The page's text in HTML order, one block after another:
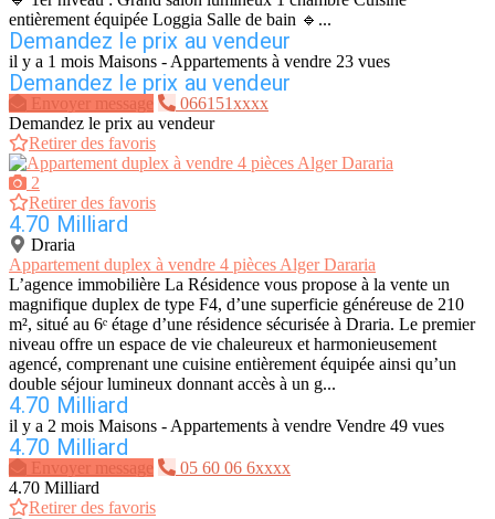
entièrement équipée Loggia Salle de bain 🔹...
Demandez le prix au vendeur
il y a 1 mois Maisons - Appartements à vendre 23 vues
Demandez le prix au vendeur
Envoyer message
066151xxxx
Demandez le prix au vendeur
Retirer des favoris
2
Retirer des favoris
4.70 Milliard
Draria
Appartement duplex à vendre 4 pièces Alger Dararia
L’agence immobilière La Résidence vous propose à la vente un
magnifique duplex de type F4, d’une superficie généreuse de 210
m², situé au 6ᵉ étage d’une résidence sécurisée à Draria. Le premier
niveau offre un espace de vie chaleureux et harmonieusement
agencé, comprenant une cuisine entièrement équipée ainsi qu’un
double séjour lumineux donnant accès à un g...
4.70 Milliard
il y a 2 mois Maisons - Appartements à vendre Vendre 49 vues
4.70 Milliard
Envoyer message
05 60 06 6xxxx
4.70 Milliard
Retirer des favoris